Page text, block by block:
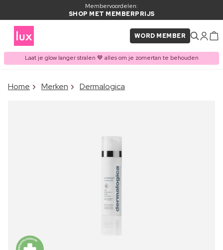
Membervoordelen:
SHOP MET MEMBERPRIJS
WORD MEMBER
Laat je glow langer stralen 🤎 alles om je zomertan te behouden
ITEM TOEGEVOEGD AAN
Vaak samen gekocht met
Home Merken Dermalogica